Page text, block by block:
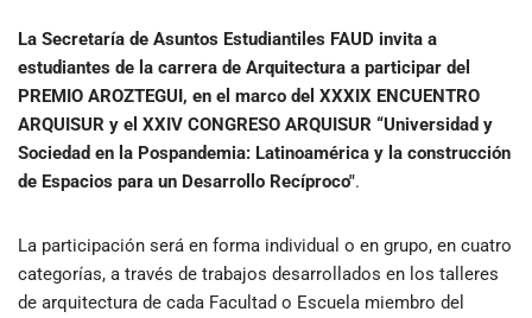
La Secretaría de Asuntos Estudiantiles FAUD invita a
estudiantes de la carrera de Arquitectura a participar del
PREMIO AROZTEGUI, en el marco del XXXIX ENCUENTRO
ARQUISUR y el XXIV CONGRESO ARQUISUR “Universidad y
Sociedad en la Pospandemia: Latinoamérica y la construcción
de Espacios para un Desarrollo Recíproco".
La participación será en forma individual o en grupo, en cuatro
categorías, a través de trabajos desarrollados en los talleres
de arquitectura de cada Facultad o Escuela miembro del